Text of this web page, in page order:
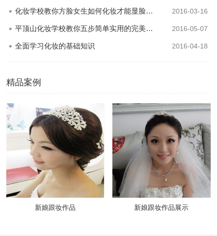
化妆学校教你方脸女生如何化妆才能显脸小？ 2016-03-16
平顶山化妆学校教你五步简单实用的完美修眉技巧 2016-05-07
全面学习化妆的基础知识 2016-04-18
精品案例
新娘跟妆作品 新娘跟妆作品展示